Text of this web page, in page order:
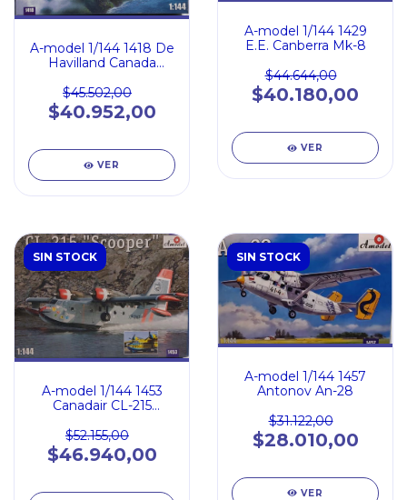
A-model 1/144 1418 De
Havilland Canada
$45.502,00
$40.952,00
VER
A-model 1/144 1429
E.E. Canberra Mk-8
$44.644,00
$40.180,00
VER
SIN STOCK
A-model 1/144 1453
Canadair CL-215
$52.155,00
$46.940,00
SIN STOCK
A-model 1/144 1457
Antonov An-28
$31.122,00
$28.010,00
VER